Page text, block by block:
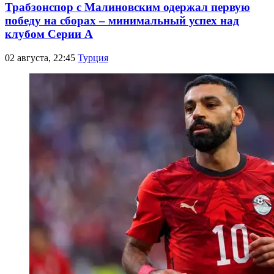
Трабзонспор с Малиновским одержал первую
победу на сборах – минимальный успех над
клубом Серии А
02 августа, 22:45 Турция